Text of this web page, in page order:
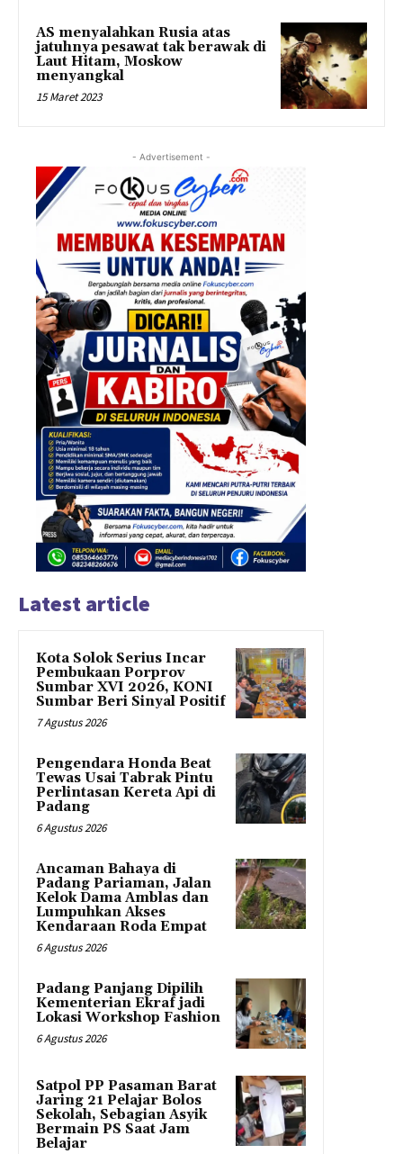
AS menyalahkan Rusia atas
jatuhnya pesawat tak berawak di
Laut Hitam, Moskow
menyangkal
15 Maret 2023
- Advertisement -
Latest article
Kota Solok Serius Incar
Pembukaan Porprov
Sumbar XVI 2026, KONI
Sumbar Beri Sinyal Positif
7 Agustus 2026
Pengendara Honda Beat
Tewas Usai Tabrak Pintu
Perlintasan Kereta Api di
Padang
6 Agustus 2026
Ancaman Bahaya di
Padang Pariaman, Jalan
Kelok Dama Amblas dan
Lumpuhkan Akses
Kendaraan Roda Empat
6 Agustus 2026
Padang Panjang Dipilih
Kementerian Ekraf jadi
Lokasi Workshop Fashion
6 Agustus 2026
Satpol PP Pasaman Barat
Jaring 21 Pelajar Bolos
Sekolah, Sebagian Asyik
Bermain PS Saat Jam
Belajar